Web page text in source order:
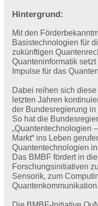
Hintergrund:
Mit den
Basistechnologien für
zukünftigen
Quanteninformatik
Impulse für das
Dabei reihen sich
letzten Jahren
der Bundesregierung
So hat die
„Quantentechnologien
Markt“ ins Leben
Quantentechnologien
Das BMBF fördert in
Forschungsinitiativen
Sensorik, zum
Quantenkommunikation.